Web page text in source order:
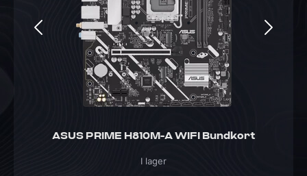
ASUS PRIME H810M-A WIFI Bundkort
I lager